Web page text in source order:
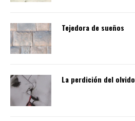
Tejedora de sueños
La perdición del olvido